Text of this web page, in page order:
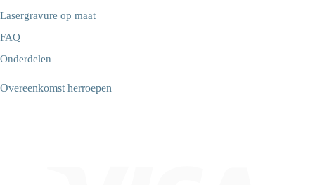
Lasergravure op maat
FAQ
Onderdelen
Overeenkomst herroepen